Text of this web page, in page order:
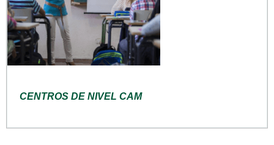
CENTROS DE NIVEL CAM